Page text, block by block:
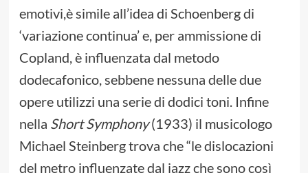
emotivi,è simile all’idea di Schoenberg di
‘variazione continua’ e, per ammissione di
Copland, è influenzata dal metodo
dodecafonico, sebbene nessuna delle due
opere utilizzi una serie di dodici toni. Infine
nella Short Symphony(1933) il musicologo
Michael Steinberg trova che “le dislocazioni
del metro influenzate dal jazz che sono così